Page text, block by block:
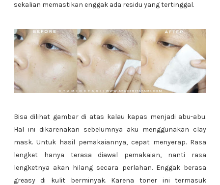
sekalian memastikan enggak ada residu yang tertinggal.
Bisa dilihat gambar di atas kalau kapas menjadi abu-abu.
Hal ini dikarenakan sebelumnya aku menggunakan clay
mask. Untuk hasil pemakaiannya, cepat menyerap. Rasa
lengket hanya terasa diawal pemakaian, nanti rasa
lengketnya akan hilang secara perlahan. Enggak berasa
greasy di kulit berminyak. Karena toner ini termasuk